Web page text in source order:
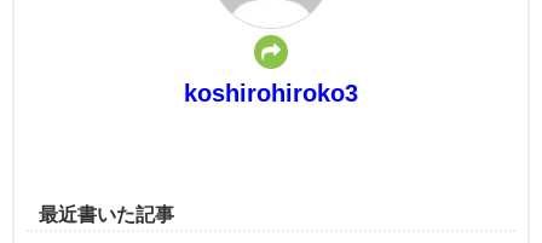
koshirohiroko3
最近書いた記事